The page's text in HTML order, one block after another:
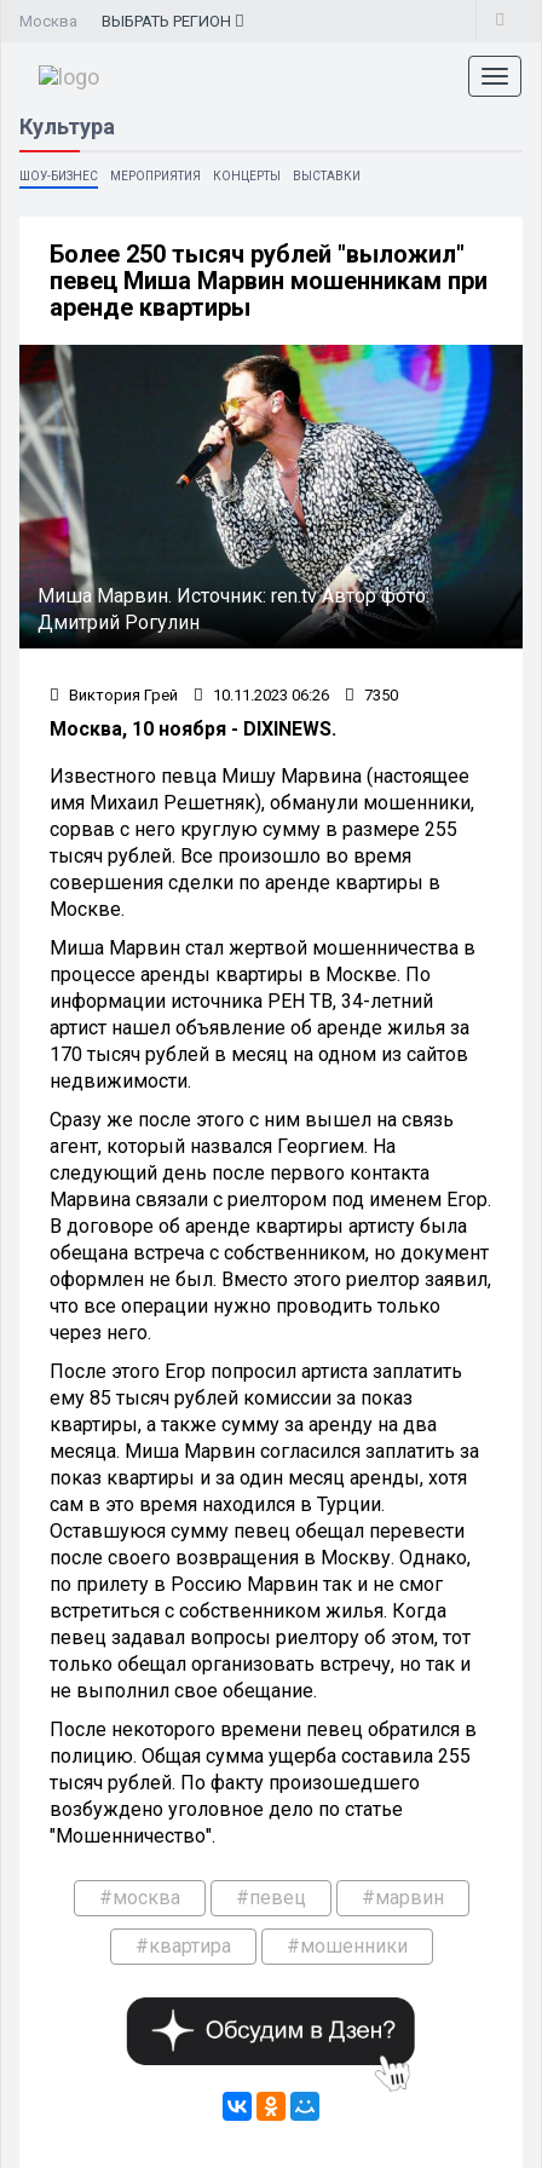
Москва ВЫБРАТЬ РЕГИОН
Культура
ШОУ-БИЗНЕС МЕРОПРИЯТИЯ КОНЦЕРТЫ ВЫСТАВКИ
Более 250 тысяч рублей "выложил"
певец Миша Марвин мошенникам при
аренде квартиры
Миша Марвин. Источник: ren.tvАвтор фото:
Дмитрий Рогулин
Виктория Грей 10.11.2023 06:26 7350
Москва, 10 ноября - DIXINEWS.
Известного певца Мишу Марвина (настоящее
имя Михаил Решетняк), обманули мошенники,
сорвав с него круглую сумму в размере 255
тысяч рублей. Все произошло во время
совершения сделки по аренде квартиры в
Москве.
Миша Марвин стал жертвой мошенничества в
процессе аренды квартиры в Москве. По
информации источника РЕН ТВ, 34-летний
артист нашел объявление об аренде жилья за
170 тысяч рублей в месяц на одном из сайтов
недвижимости.
Сразу же после этого с ним вышел на связь
агент, который назвался Георгием. На
следующий день после первого контакта
Марвина связали с риелтором под именем Егор.
В договоре об аренде квартиры артисту была
обещана встреча с собственником, но документ
оформлен не был. Вместо этого риелтор заявил,
что все операции нужно проводить только
через него.
После этого Егор попросил артиста заплатить
ему 85 тысяч рублей комиссии за показ
квартиры, а также сумму за аренду на два
месяца. Миша Марвин согласился заплатить за
показ квартиры и за один месяц аренды, хотя
сам в это время находился в Турции.
Оставшуюся сумму певец обещал перевести
после своего возвращения в Москву. Однако,
по прилету в Россию Марвин так и не смог
встретиться с собственником жилья. Когда
певец задавал вопросы риелтору об этом, тот
только обещал организовать встречу, но так и
не выполнил свое обещание.
После некоторого времени певец обратился в
полицию. Общая сумма ущерба составила 255
тысяч рублей. По факту произошедшего
возбуждено уголовное дело по статье
"Мошенничество".
#москва #певец #марвин
#квартира #мошенники